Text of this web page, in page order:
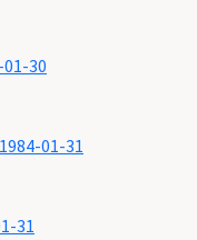
01-30
01-31
31